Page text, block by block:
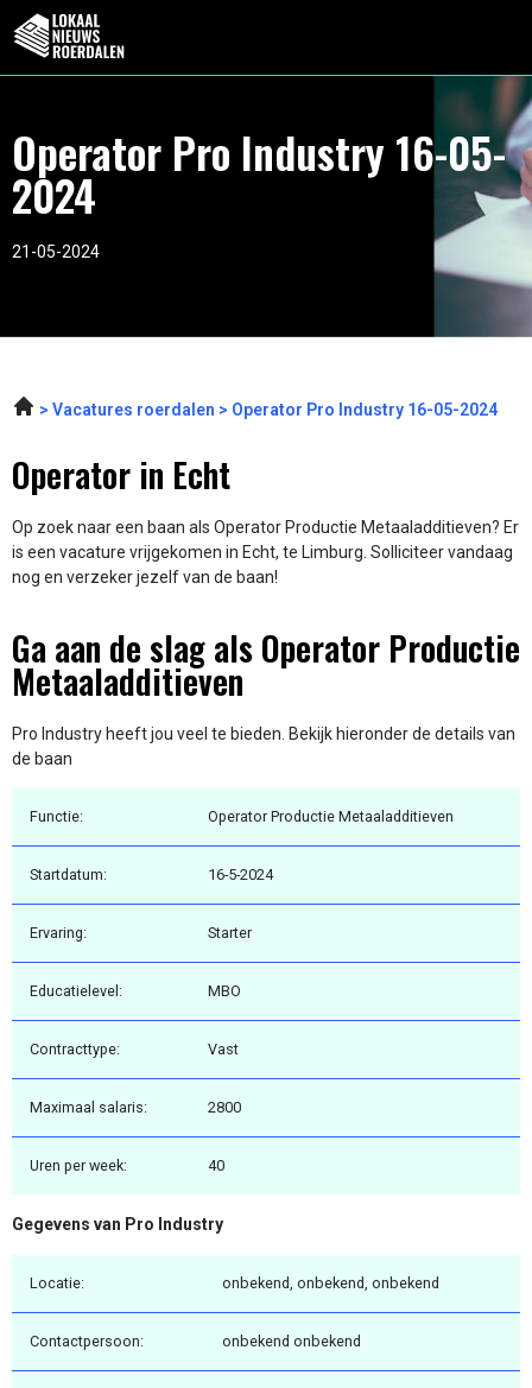
Operator Pro Industry 16-05-
2024
21-05-2024
Vacatures roerdalen Operator Pro Industry 16-05-2024
Operator in Echt
Op zoek naar een baan als Operator Productie Metaaladditieven? Er
is een vacature vrijgekomen in Echt, te Limburg. Solliciteer vandaag
nog en verzeker jezelf van de baan!
Ga aan de slag als Operator Productie
Metaaladditieven
Pro Industry heeft jou veel te bieden. Bekijk hieronder de details van
de baan
Functie: Operator Productie Metaaladditieven
Startdatum: 16-5-2024
Ervaring: Starter
Educatielevel: MBO
Contracttype: Vast
Maximaal salaris: 2800
Uren per week: 40
Gegevens van Pro Industry
Locatie: onbekend, onbekend, onbekend
Contactpersoon: onbekend onbekend